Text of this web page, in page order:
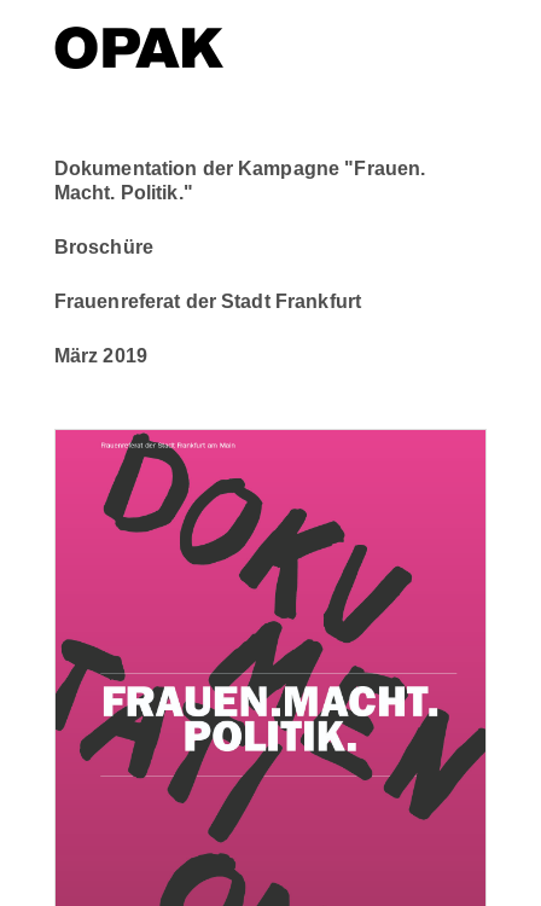
Dokumentation der Kampagne "Frauen.
Macht. Politik."
Broschüre
Frauenreferat der Stadt Frankfurt
März 2019